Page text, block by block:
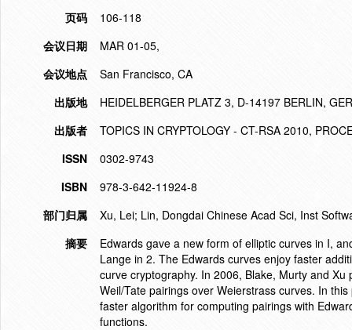
页码
106-118
会议日期
MAR 01-05,
会议地点
San Francisco, CA
出版地
HEIDELBERGER PLATZ 3, D-14197 BERLIN,
出版者
TOPICS IN CRYPTOLOGY - CT-RSA 2010,
ISSN
0302-9743
ISBN
978-3-642-11924-8
部门归属
Xu, Lei; Lin, Dongdai Chinese Acad Sci, Inst
摘要
Edwards gave a new form of elliptic curves in I,
Lange in 2. The Edwards curves enjoy faster
curve cryptography. In 2006, Blake, Murty and
Weil/Tate pairings over Weierstrass curves. In
faster algorithm for computing pairings with
functions.